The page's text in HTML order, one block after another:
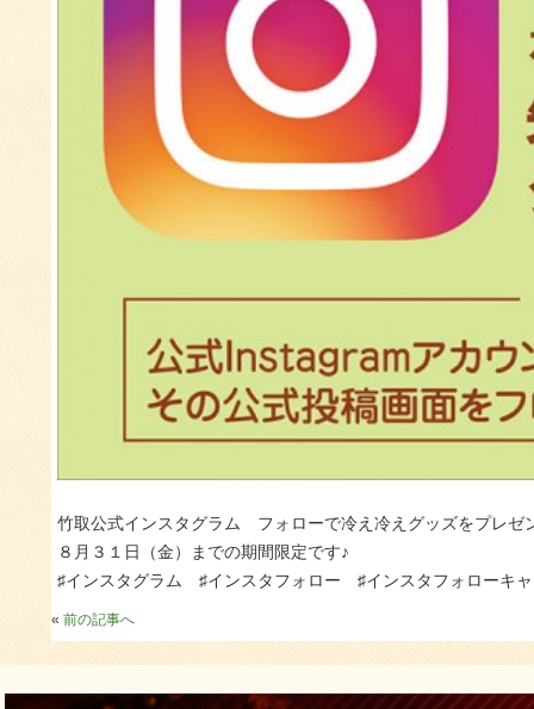
竹取公式インスタグラム フォローで冷え冷えグッズをプレゼ
８月３１日（金）までの期間限定です♪
♯インスタグラム ♯インスタフォロー ♯インスタフォローキ
« 前の記事へ